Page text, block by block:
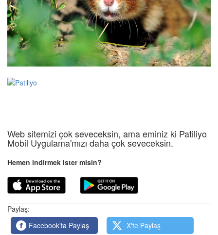
Web sitemizi çok seveceksin, ama eminiz ki Patiliyo
Mobil Uygulama'mızı daha çok seveceksin.
Hemen indirmek ister misin?
Paylaş:
Facebook'ta Paylaş
X'te Paylaş